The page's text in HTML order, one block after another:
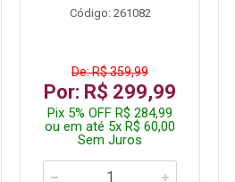
Código: 261082
De: R$ 359,99
Por: R$ 299,99
Pix 5% OFF R$ 284,99
ou em até 5x R$ 60,00
Sem Juros